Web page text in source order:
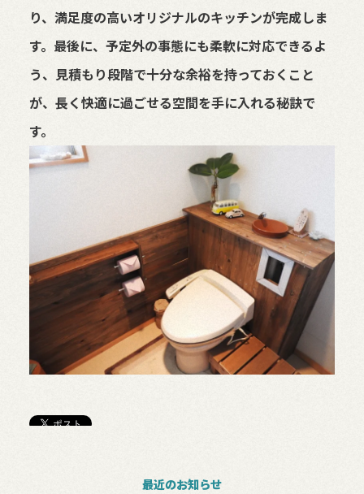
り、満足度の高いオリジナルのキッチンが完成しま
す。最後に、予定外の事態にも柔軟に対応できるよ
う、見積もり段階で十分な余裕を持っておくこと
が、長く快適に過ごせる空間を手に入れる秘訣で
す。
最近のお知らせ